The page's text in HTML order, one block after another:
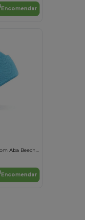
Encomendar
Gorro Unissex Térmico com Aba Beechfield
Encomendar